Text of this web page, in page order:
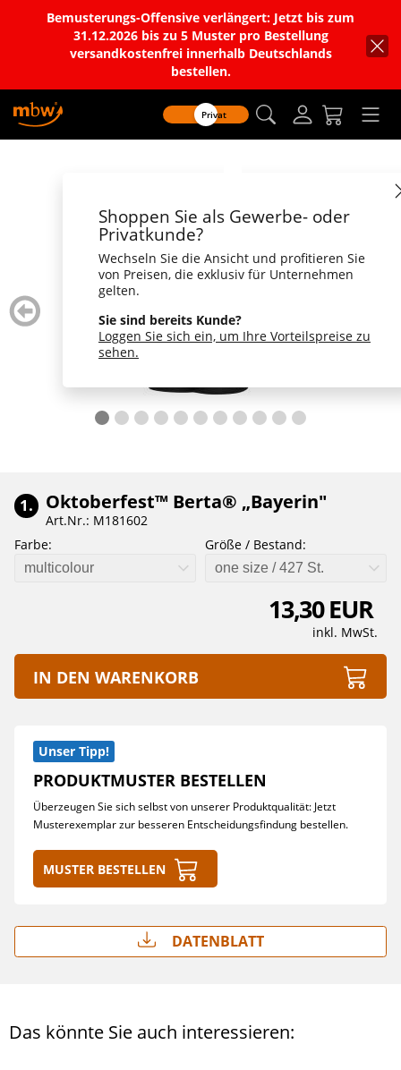
Bemusterungs-Offensive verlängert: Jetzt bis zum
31.12.2026 bis zu 5 Muster pro Bestellung
versandkostenfrei innerhalb Deutschlands
bestellen.
Privat
Shoppen Sie als Gewerbe- oder
Privatkunde?
Wechseln Sie die Ansicht und profitieren Sie
von Preisen, die exklusiv für Unternehmen
gelten.
Sie sind bereits Kunde?
Loggen Sie sich ein, um Ihre Vorteilspreise zu
sehen.
zurück
blättern
1. Oktoberfest™ Berta® „Bayerin"
Art.Nr.: M181602
Farbe:
multicolour
Größe / Bestand:
one size / 427 St.
13,30 EUR
inkl. MwSt.
IN DEN WARENKORB
Unser Tipp!
PRODUKTMUSTER BESTELLEN
Überzeugen Sie sich selbst von unserer Produktqualität: Jetzt
Musterexemplar zur besseren Entscheidungsfindung bestellen.
Muster bestellen
Datenblatt
Das könnte Sie auch interessieren: